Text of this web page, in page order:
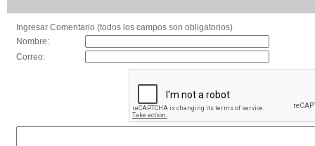
Ingresar Comentario (todos los campos son obligatorios)
Nombre:
Correo: